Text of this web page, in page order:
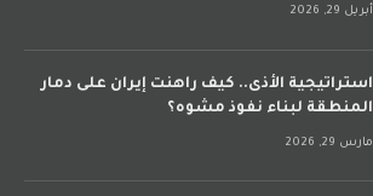
أبريل 29, 2026
استراتيجية الأذى.. كيف راهنت إيران على دمار
المنطقة لبناء نفوذ مشوه؟
مارس 29, 2026